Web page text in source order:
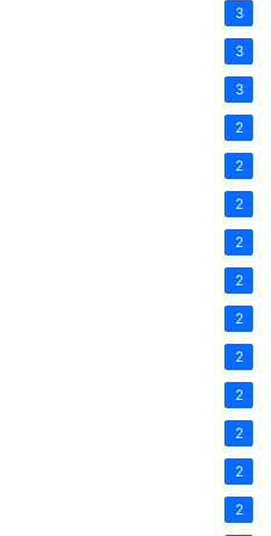
3
3
3
2
2
2
2
2
2
2
2
2
2
2